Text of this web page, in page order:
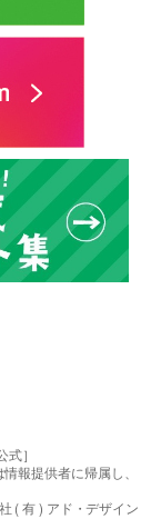
］
報提供者に帰属し、
( 有 ) アド・デザイン